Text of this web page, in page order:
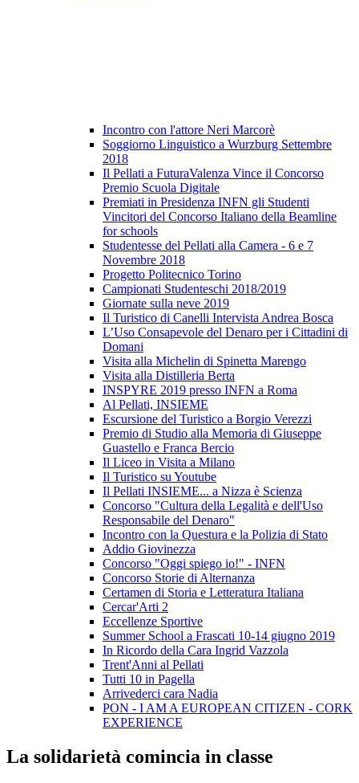
Incontro con l'attore Neri Marcorè
Soggiorno Linguistico a Wurzburg Settembre
2018
Il Pellati a FuturaValenza Vince il Concorso
Premio Scuola Digitale
Premiati in Presidenza INFN gli Studenti
Vincitori del Concorso Italiano della Beamline
for schools
Studentesse del Pellati alla Camera - 6 e 7
Novembre 2018
Progetto Politecnico Torino
Campionati Studenteschi 2018/2019
Giornate sulla neve 2019
Il Turistico di Canelli Intervista Andrea Bosca
L’Uso Consapevole del Denaro per i Cittadini di
Domani
Visita alla Michelin di Spinetta Marengo
Visita alla Distilleria Berta
INSPYRE 2019 presso INFN a Roma
Al Pellati, INSIEME
Escursione del Turistico a Borgio Verezzi
Premio di Studio alla Memoria di Giuseppe
Guastello e Franca Bercio
Il Liceo in Visita a Milano
Il Turistico su Youtube
Il Pellati INSIEME... a Nizza è Scienza
Concorso "Cultura della Legalità e dell'Uso
Responsabile del Denaro"
Incontro con la Questura e la Polizia di Stato
Addio Giovinezza
Concorso "Oggi spiego io!" - INFN
Concorso Storie di Alternanza
Certamen di Storia e Letteratura Italiana
Cercar'Arti 2
Eccellenze Sportive
Summer School a Frascati 10-14 giugno 2019
In Ricordo della Cara Ingrid Vazzola
Trent'Anni al Pellati
Tutti 10 in Pagella
Arrivederci cara Nadia
PON - I AM A EUROPEAN CITIZEN - CORK
EXPERIENCE
La solidarietà comincia in classe